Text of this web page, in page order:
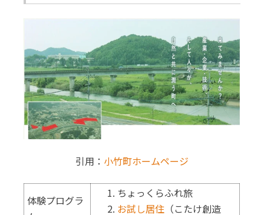
引用： 小竹町ホームページ
体験プログラ
ちょっくらふれ旅
お試し居住 （こたけ創造